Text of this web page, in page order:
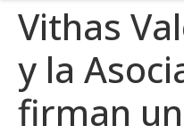
Vithas
y la
firman